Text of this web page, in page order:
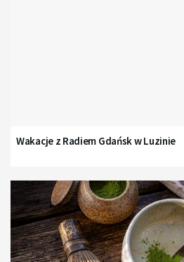
Wakacje z Radiem Gdańsk w Luzinie